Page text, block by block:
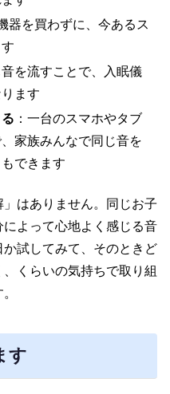
器を買わずに、今あるス
音を流すことで、入眠儀
ます
：一台のスマホやタブ
家族みんなで同じ音を
できます
はありません。同じお子
よって心地よく感じる音
試してみて、そのときど
くらいの気持ちで取り組
す